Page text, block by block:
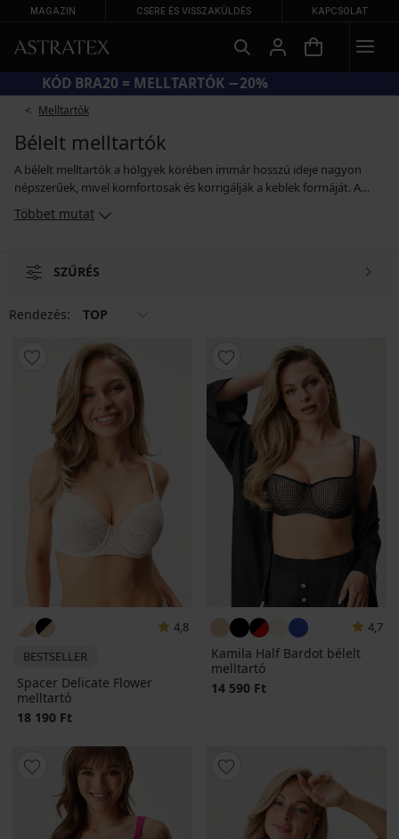
MAGAZIN CSERE ÉS VISSZAKÜLDÉS KAPCSOLAT
KÓD BRA20 = MELLTARTÓK −20%
Melltartók
Bélelt melltartók
A bélelt melltartók a hölgyek körében immár hosszú ideje nagyon
népszerűek, mivel komfortosak és korrigálják a keblek formáját. A
bélelt melltartók megerősített és formázott kosarakkal készülnek,
melyek megemelik a kebleket, megfelelő támasztást és szép formát is
felületű kivitelben is, különböző típusú vállpántokkal. A vállpántok
keresztezhetők.
Többet mutat
SZŰRÉS
Rendezés: TOP
4,8
BESTSELLER
Spacer Delicate Flower
melltartó
18 190 Ft
4,7
Kamila Half Bardot bélelt
melltartó
14 590 Ft